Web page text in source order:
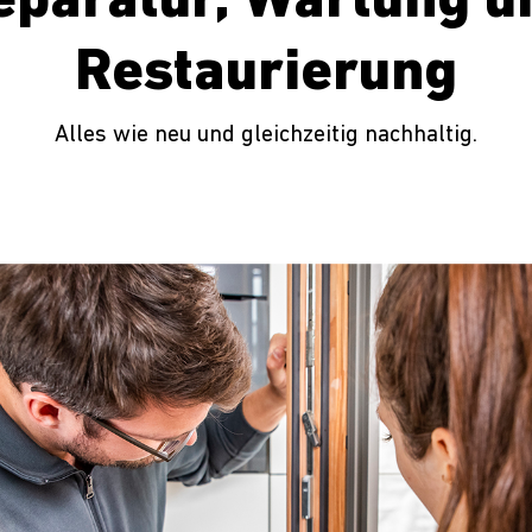
Restaurierung
Alles wie neu und gleichzeitig nachhaltig.